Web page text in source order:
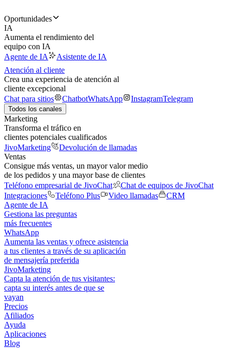
Oportunidades
IA
Aumenta el rendimiento del
equipo con IA
Agente de IA
Asistente de IA
Atención al cliente
Crea una experiencia de atención al
cliente excepcional
Chat para sitios
ChatbotWhatsApp InstagramTelegram
Todos los canales
Marketing
Transforma el tráfico en
clientes potenciales cualificados
JivoMarketing
Devolución de llamadas
Ventas
Consigue más ventas, un mayor valor medio
de los pedidos y una mayor base de clientes
Teléfono empresarial de JivoChat
Chat de equipos de JivoChat
Integraciones
Teléfono Plus Video llamadas
CRM
Agente de IA
Gestiona las preguntas
más frecuentes
WhatsApp
Aumenta las ventas y ofrece asistencia
a tus clientes a través de su aplicación
de mensajería preferida
JivoMarketing
Capta la atención de tus visitantes:
capta su interés antes de que se
vayan
Precios
Afiliados
Ayuda
Aplicaciones
Blog